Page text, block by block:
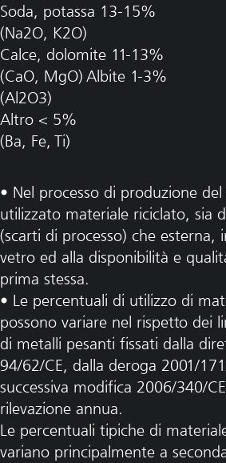
Soda, potassa 13-15%
(Na2O, K2O)
Calce, dolomite 11-13%
(CaO, MgO) Albite 1-3%
(Al2O3)
Altro < 5%
(Ba, Fe, Ti)
• Nel processo di produzione
utilizzato materiale riciclato, sia
(scarti di processo) che esterna,
vetro ed alla disponibilità e
prima stessa.
• Le percentuali di utilizzo di
possono variare nel rispetto dei
di metalli pesanti fissati dalla
94/62/CE, dalla deroga 2001/
successiva modifica 2006/340/
rilevazione annua.
Le percentuali tipiche di
variano principalmente a